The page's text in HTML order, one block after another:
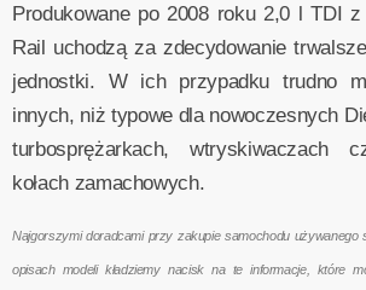
Produkowane po 2008 roku 2,0 l TDI z
Rail uchodzą za zdecydowanie
jednostki. W ich przypadku trudno
innych, niż typowe dla nowoczesnych
turbosprężarkach, wtryskiwaczach
kołach zamachowych.
Najgorszymi doradcami przy zakupie samochodu używanego
opisach modeli kładziemy nacisk na te informacje, które